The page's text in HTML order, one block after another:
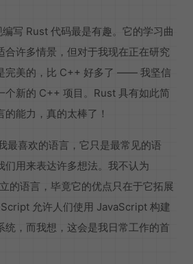
写 Rust 代码最是有趣。它的学习曲
合许多情景，但对于我现在正在研究
完美的，比 C++ 好多了 —— 我坚信
个新的 C++ 项目。Rust 具有如此简
能力，真的太棒了！
最喜欢的语言，它只是最常见的语
们用来表达许多想法。我不认为
的语言，毕竟它的优点只在于它拓展
允许人们使用 JavaScript 构建
统，而我想，这会是我日常工作的首